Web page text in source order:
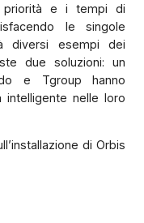
priorità e i tempi di
le singole
diversi esempi dei
due soluzioni: un
e Tgroup hanno
nelle loro
di Orbis